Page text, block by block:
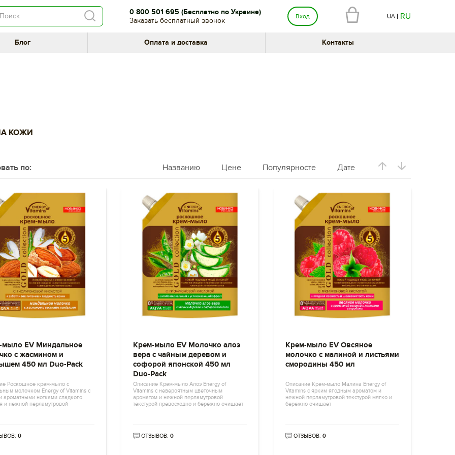
0 800 501 695 (Бесплатно по Украине)
Заказать бесплатный звонок
Вход UA RU
Блог Оплата и доставка Контакты
КОЖИ
по: Названию Цене Популярносте Дате
мыло EV Миндальное
с жасмином и
450 мл Duo-Pack
Роскошное крем-мыло с
молочком Energy of Vitamins с
ароматными нотками сладкого
и нежной перламутровой
0
Крем-мыло EV Молочко алоэ
вера с чайным деревом и
софорой японской 450 мл
Duo-Pack
Описание Крем-мыло Алоэ Energy of
Vitamins с невероятным цветочным
ароматом и нежной перламутровой
текстурой превосходно и бережно очищает
ОТЗЫВОВ: 0
Крем-мыло EV Овсяное
молочко с малиной и листьями
смородины 450 мл
Описание Крем-мыло Малина Energy of
Vitamins с ярким ягодным ароматом и
нежной перламутровой текстурой мягко и
бережно очищает
ОТЗЫВОВ: 0